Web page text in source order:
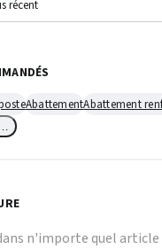
AbattementAbattement
n'importe quel